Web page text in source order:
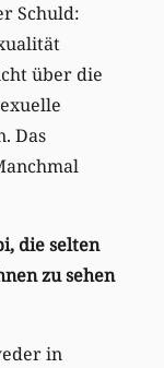
Schuld:
über die
Das
die selten
zu sehen
in